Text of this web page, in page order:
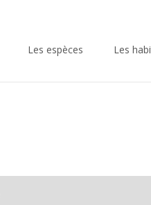
Les espèces Les